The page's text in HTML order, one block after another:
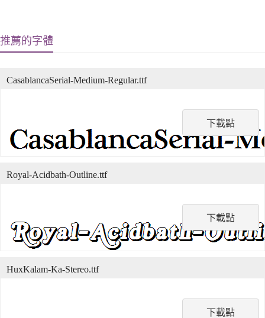
推薦的字體
下載點
CasablancaSerial-Medium-Regular.ttf
下載點
Royal-Acidbath-Outline.ttf
下載點
HuxKalam-Ka-Stereo.ttf